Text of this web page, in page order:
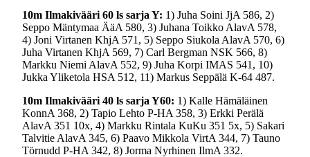
10m Ilmakivääri 60 ls sarja Y: 1) Juha Soini JjA 586, 2)
Seppo Mäntymaa ÄäA 580, 3) Juhana Toikko AlavA 578,
4) Joni Virtanen KhjA 571, 5) Seppo Siukola AlavA 570, 6)
Juha Virtanen KhjA 569, 7) Carl Bergman NSK 566, 8)
Markku Niemi AlavA 552, 9) Juha Korpi IMAS 541, 10)
Jukka Yliketola HSA 512, 11) Markus Seppälä K-64 487.
10m Ilmakivääri 40 ls sarja Y60: 1) Kalle Hämäläinen
KonnA 368, 2) Tapio Lehto P-HA 358, 3) Erkki Perälä
AlavA 351 10x, 4) Markku Rintala KuKu 351 5x, 5) Sakari
Talvitie AlavA 345, 6) Paavo Mikkola VirtA 344, 7) Tauno
Törnudd P-HA 342, 8) Jorma Nyrhinen IlmA 332.